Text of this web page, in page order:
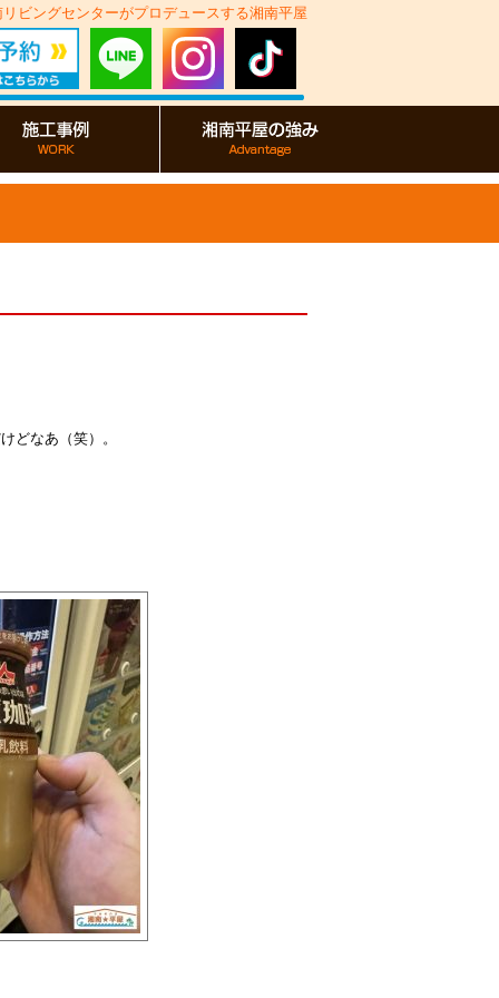
ビングセンターがプロデュースする湘南平屋
どなあ（笑）。